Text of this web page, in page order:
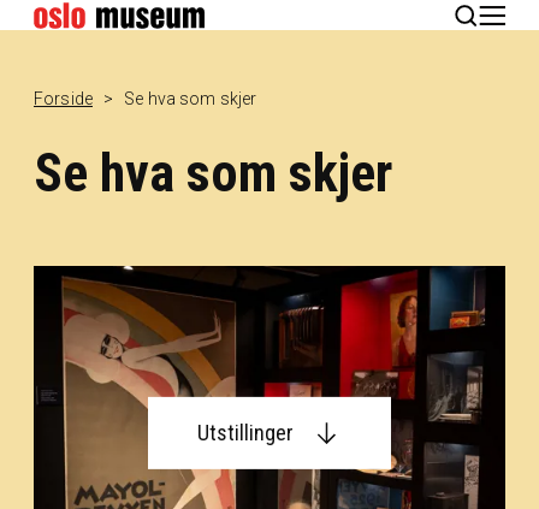
English
Forside Se hva som skjer
Se hva som skjer
Utstillinger